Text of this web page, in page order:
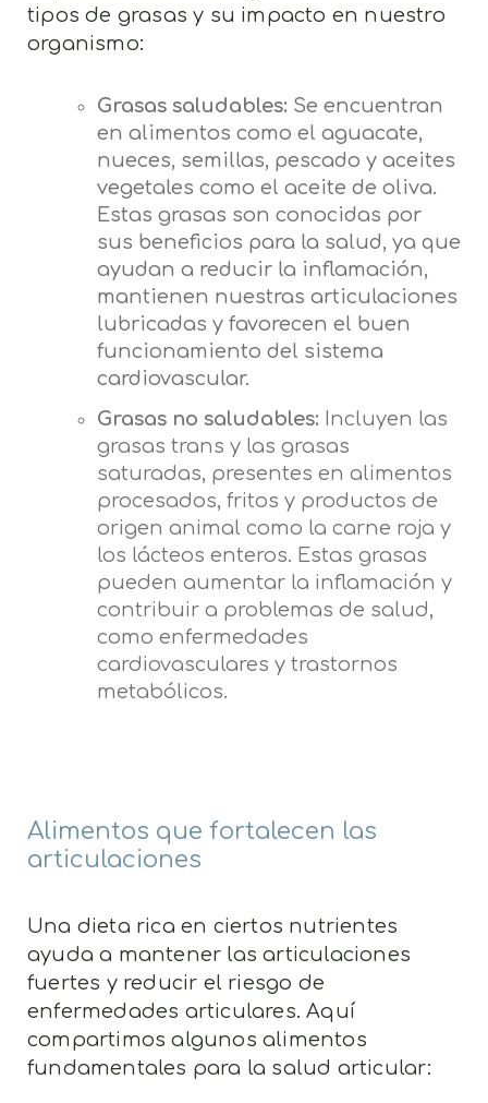
tipos de grasas y su impacto en nuestro
organismo:
Grasas saludables: Se encuentran
en alimentos como el aguacate,
nueces, semillas, pescado y aceites
vegetales como el aceite de oliva.
Estas grasas son conocidas por
sus beneficios para la salud, ya que
ayudan a reducir la inflamación,
mantienen nuestras articulaciones
lubricadas y favorecen el buen
funcionamiento del sistema
cardiovascular.
Grasas no saludables: Incluyen las
grasas trans y las grasas
saturadas, presentes en alimentos
procesados, fritos y productos de
origen animal como la carne roja y
los lácteos enteros. Estas grasas
pueden aumentar la inflamación y
contribuir a problemas de salud,
como enfermedades
cardiovasculares y trastornos
metabólicos.
Alimentos que fortalecen las
articulaciones
Una dieta rica en ciertos nutrientes
ayuda a mantener las articulaciones
fuertes y reducir el riesgo de
enfermedades articulares. Aquí
compartimos algunos alimentos
fundamentales para la salud articular: